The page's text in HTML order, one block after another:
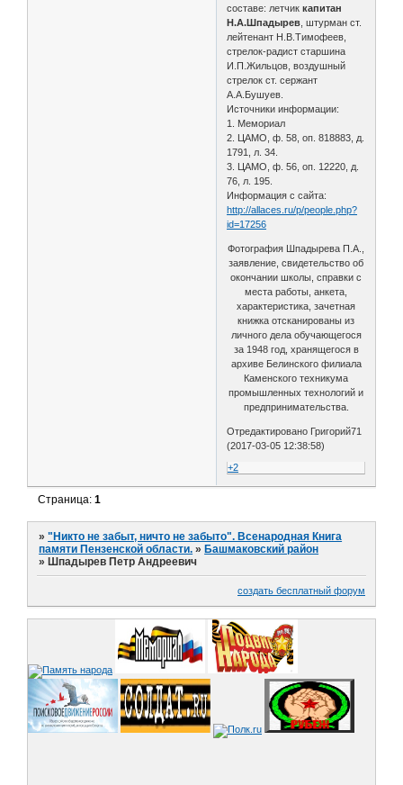
составе: летчиккапитан
Н.А.Шпадырев , штурман ст.
лейтенант Н.В.Тимофеев,
стрелок-радист старшина
И.П.Жильцов, воздушный
стрелок ст. сержант
А.А.Бушуев.
Источники информации:
1. Мемориал
2. ЦАМО, ф. 58, оп. 818883, д.
1791, л. 34.
3. ЦАМО, ф. 56, оп. 12220, д.
76, л. 195.
Информация с сайта:
http://allaces.ru/p/people.php?
id=17256
Фотография Шпадырева П.А.,
заявление, свидетельство об
окончании школы, справки с
места работы, анкета,
характеристика, зачетная
книжка отсканированы из
личного дела обучающегося
за 1948 год, хранящегося в
архиве Белинского филиала
Каменского техникума
промышленных технологий и
предпринимательства.
Отредактировано Григорий71
(2017-03-05 12:38:58)
+2
Страница:1
»"Никто не забыт, ничто не забыто". Всенародная Книга
памяти Пензенской области. » Башмаковский район
» Шпадырев Петр Андреевич
создать бесплатный форум